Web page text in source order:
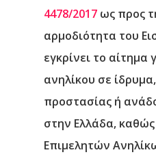
4478/2017 ως προς
αρμοδιότητα του
εγκρίνει το
ανηλίκου σε
προστασίας ή
στην Ελλάδα,
Επιμελητών